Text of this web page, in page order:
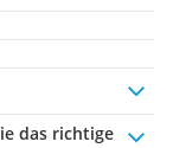
das richtige